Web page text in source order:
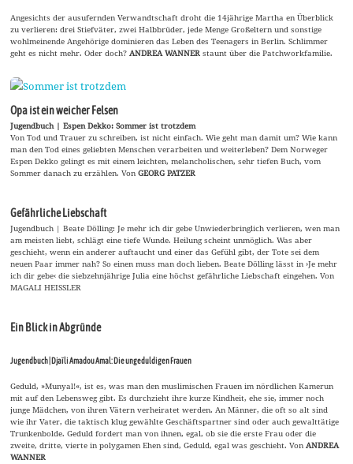
Angesichts der ausufernden Verwandtschaft droht die 14jährige Martha en Überblick
zu verlieren: drei Stiefväter, zwei Halbbrüder, jede Menge Großeltern und sonstige
wohlmeinende Angehörige dominieren das Leben des Teenagers in Berlin. Schlimmer
geht es nicht mehr. Oder doch? ANDREA WANNERstaunt über die Patchworkfamilie.
Opa ist ein weicher Felsen
Jugendbuch | Espen Dekko: Sommer ist trotzdem
Von Tod und Trauer zu schreiben, ist nicht einfach. Wie geht man damit um? Wie kann
man den Tod eines geliebten Menschen verarbeiten und weiterleben? Dem Norweger
Espen Dekko gelingt es mit einem leichten, melancholischen, sehr tiefen Buch, vom
Sommer danach zu erzählen. VonGEORG PATZER
Gefährliche Liebschaft
Jugendbuch | Beate Dölling: Je mehr ich dir gebe Unwiederbringlich verlieren, wen man
am meisten liebt, schlägt eine tiefe Wunde. Heilung scheint unmöglich. Was aber
geschieht, wenn ein anderer auftaucht und einer das Gefühl gibt, der Tote sei dem
neuen Paar immer nah? So einen muss man doch lieben. Beate Dölling lässt in ›Je mehr
ich dir gebe‹ die siebzehnjährige Julia eine höchst gefährliche Liebschaft eingehen. Von
MAGALI HEISSLER
Ein Blick in Abgründe
Jugendbuch | Djaïli Amadou Amal: Die ungeduldigen Frauen
Geduld, »Munyal!«, ist es, was man den muslimischen Frauen im nördlichen Kamerun
mit auf den Lebensweg gibt. Es durchzieht ihre kurze Kindheit, ehe sie, immer noch
junge Mädchen, von ihren Vätern verheiratet werden. An Männer, die oft so alt sind
wie ihr Vater, die taktisch klug gewählte Geschäftspartner sind oder auch gewalttätige
Trunkenbolde. Geduld fordert man von ihnen, egal, ob sie die erste Frau oder die
zweite, dritte, vierte in polygamen Ehen sind, Geduld, egal was geschieht. VonANDREA
WANNER